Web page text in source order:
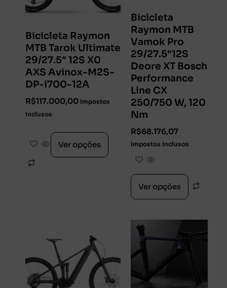
Bicicleta Raymon
MTB Tarok Ultimate
29/27.5″ 12S X0
AXS Avinox-M2S-
DP-i700-12A
R$117.000,00 Impostos
inclusos
Ver opções
Bicicleta
Raymon MTB
Vamok Pro
29/27.5″12S
Deore XT Bosch
Performance
Line CX
250/750 W, 120
Nm
R$68.176,07
Impostos inclusos
Ver opções